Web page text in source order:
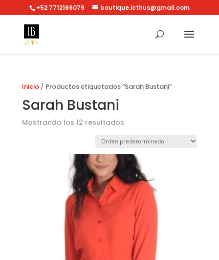
+52 7712166079 boutique.icthus@gmail.com
Inicio/ Productos etiquetados “Sarah Bustani”
Sarah Bustani
Mostrando los 12 resultados